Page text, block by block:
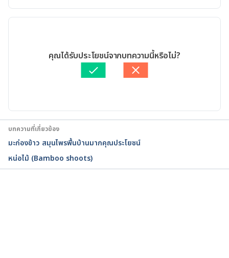
Guarana.
http://www.healthline.com/health/guarana-berry-
Guarana. http://www.livescience.com/36119-truth-
guarana.html. Accessed December 24, 2016
Guarana.
https://www.drugs.com/npc/guarana.html.
Accessed December 24, 2016
เขียนโดย Ploylada Prommate
ตรวจสอบความถูกต้องของข้อมูลโดยทีม Hello คุณหมอ
คุณได้รับประโยชน์จากบทความนี้หรือไม่?
บทความที่เกี่ยวข้อง
มะก่องข้าว สมุนไพรพื้นบ้านมากคุณประโยชน์
หน่อไม้ (Bamboo shoots)